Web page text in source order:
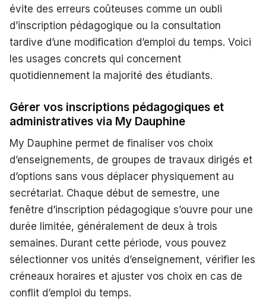
évite des erreurs coûteuses comme un oubli
d’inscription pédagogique ou la consultation
tardive d’une modification d’emploi du temps. Voici
les usages concrets qui concernent
quotidiennement la majorité des étudiants.
Gérer vos inscriptions pédagogiques et
administratives via My Dauphine
My Dauphine permet de finaliser vos choix
d’enseignements, de groupes de travaux dirigés et
d’options sans vous déplacer physiquement au
secrétariat. Chaque début de semestre, une
fenêtre d’inscription pédagogique s’ouvre pour une
durée limitée, généralement de deux à trois
semaines. Durant cette période, vous pouvez
sélectionner vos unités d’enseignement, vérifier les
créneaux horaires et ajuster vos choix en cas de
conflit d’emploi du temps.